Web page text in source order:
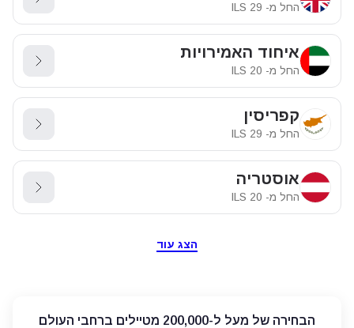
החל מ- ILS 29
איחוד האמירויות
החל מ- ILS 20
קפריסין
החל מ- ILS 29
אוסטריה
החל מ- ILS 20
הצג עוד
הבחירה של מעל ל-200,000 מטיילים ברחבי העולם